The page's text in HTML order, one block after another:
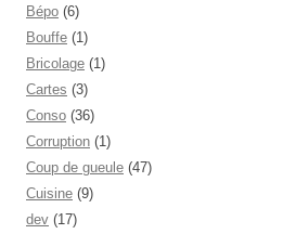
Bépo (6)
Bouffe (1)
Bricolage (1)
Cartes (3)
Conso (36)
Corruption (1)
Coup de gueule (47)
Cuisine (9)
dev (17)